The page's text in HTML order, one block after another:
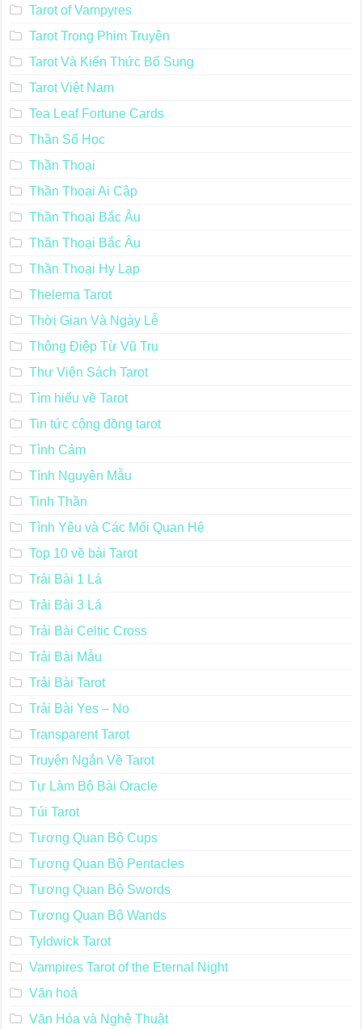
Tarot of Vampyres
Tarot Trong Phim Truyện
Tarot Và Kiến Thức Bổ Sung
Tarot Việt Nam
Tea Leaf Fortune Cards
Thần Số Học
Thần Thoại
Thần Thoại Ai Cập
Thần Thoại Bắc Âu
Thần Thoại Bắc Âu
Thần Thoại Hy Lạp
Thelema Tarot
Thời Gian Và Ngày Lễ
Thông Điệp Từ Vũ Trụ
Thư Viện Sách Tarot
Tìm hiểu về Tarot
Tin tức cộng đồng tarot
Tình Cảm
Tính Nguyên Mẫu
Tinh Thần
Tình Yêu và Các Mối Quan Hệ
Top 10 về bài Tarot
Trải Bài 1 Lá
Trải Bài 3 Lá
Trải Bài Celtic Cross
Trải Bài Mẫu
Trải Bài Tarot
Trải Bài Yes – No
Transparent Tarot
Truyện Ngắn Về Tarot
Tự Làm Bộ Bài Oracle
Túi Tarot
Tương Quan Bộ Cups
Tương Quan Bộ Pentacles
Tương Quan Bộ Swords
Tương Quan Bộ Wands
Tyldwick Tarot
Vampires Tarot of the Eternal Night
Văn hoá
Văn Hóa và Nghệ Thuật